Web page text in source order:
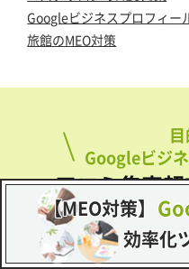
Googleビジネスプロフィー
旅館のMEO対策
Googleビジ
口コミ集客
自分の店をGoogleマップで上
口コミ収集が必須と言っても
【MEO対策】
効率化